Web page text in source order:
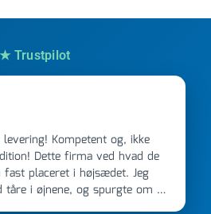
★ Trustpilot
og, ikke
Dette firma ved hvad de
placeret i højsædet. Jeg
i øjnene, og spurgte om de